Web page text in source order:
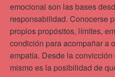
emocional son las bases
responsabilidad. Conocerse
propios propósitos, límites,
condición para acompañar a
empatía. Desde la
mismo es la posibilidad de